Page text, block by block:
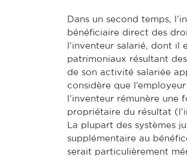
Dans un second temps,
bénéficiaire direct des
l’inventeur salarié, dont il
patrimoniaux résultant
de son activité salariée
considère que
l’inventeur rémunère
propriétaire du résultat
La plupart des systèmes
supplémentaire au
serait particulièrement